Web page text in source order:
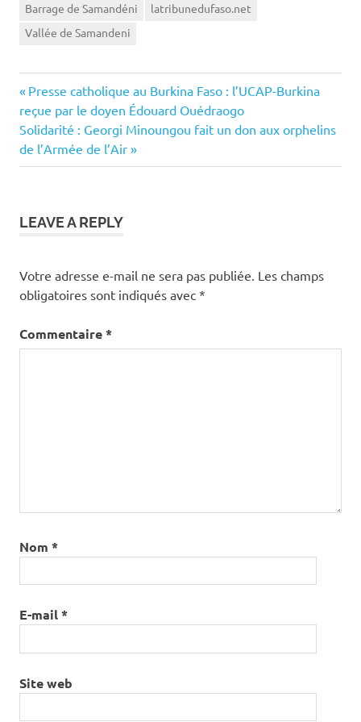
Barrage de Samandéni
latribunedufaso.net
Vallée de Samandeni
Navigation
de
l’article
Previous
Post:
Presse catholique au Burkina Faso : l’UCAP-Burkina
reçue par le doyen Édouard Ouédraogo
Next
Post:
Solidarité : Georgi Minoungou fait un don aux orphelins
de l’Armée de l’Air
LEAVE A REPLY
Votre adresse e-mail ne sera pas publiée. Les champs
obligatoires sont indiqués avec *
Commentaire*
Nom *
E-mail*
Site web